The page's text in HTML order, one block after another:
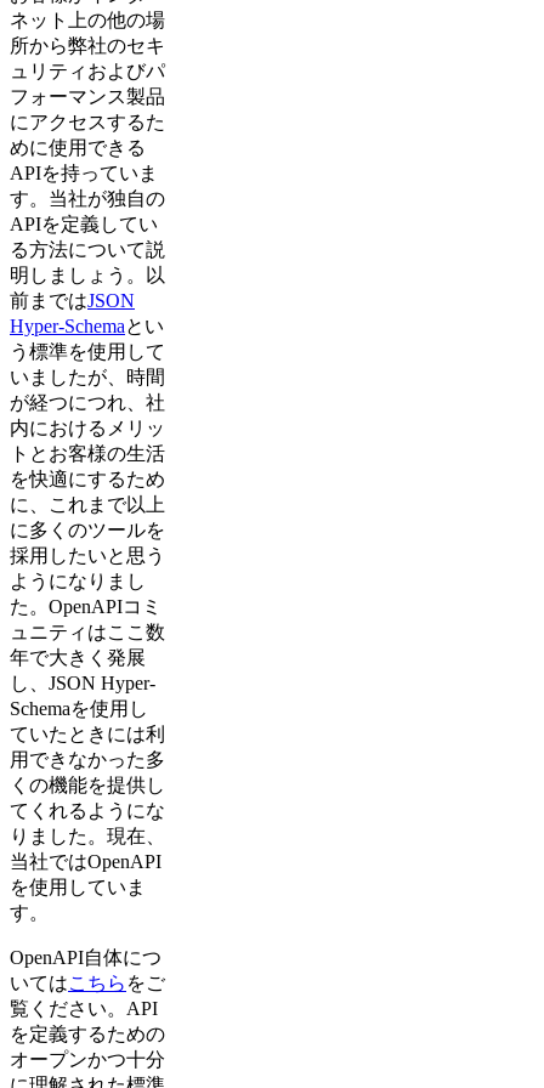
ネット上の他の場
所から弊社のセキ
ュリティおよびパ
フォーマンス製品
にアクセスするた
めに使用できる
APIを持っていま
す。当社が独自の
APIを定義してい
る方法について説
明しましょう。以
前まではJSON
Hyper-Schemaとい
う標準を使用して
いましたが、時間
が経つにつれ、社
内におけるメリッ
トとお客様の生活
を快適にするため
に、これまで以上
に多くのツールを
採用したいと思う
ようになりまし
た。OpenAPIコミ
ュニティはここ数
年で大きく発展
し、JSON Hyper-
Schemaを使用し
ていたときには利
用できなかった多
くの機能を提供し
てくれるようにな
りました。現在、
当社ではOpenAPI
を使用していま
す。
OpenAPI自体につ
いてはこちら をご
覧ください。API
を定義するための
オープンかつ十分